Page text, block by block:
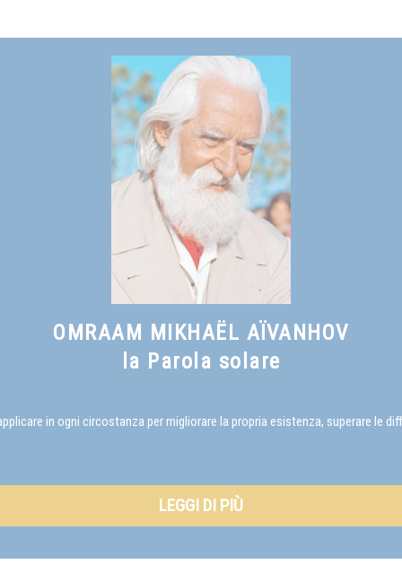
può mai essere definitivo. Poco tempo dopo, si perde tutto ciò che si
credeva di possedere, poiché non lo si è ottenuto dall'interno grazie a
Omraam Mikhaël Aïvanhov
Che cos'è un Maestro spirituale?, capitolo I
OMRAAM MIKHAËL AÏVANHOV
la Parola solare
in ogni circostanza per migliorare la propria esistenza, superare le
LEGGI DI PIÙ